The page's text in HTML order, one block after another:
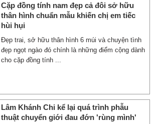
Cặp đồng tính nam đẹp cả đôi sở hữu
thân hình chuẩn mẫu khiến chị em tiếc
hùi hụi
Đẹp trai, sở hữu thân hình 6 múi và chuyện tình
đẹp ngọt ngào đó chính là những điểm cộng dành
cho cặp đồng tính ...
Lâm Khánh Chi kể lại quá trình phẫu
thuật chuyển giới đau đớn 'rùng mình'